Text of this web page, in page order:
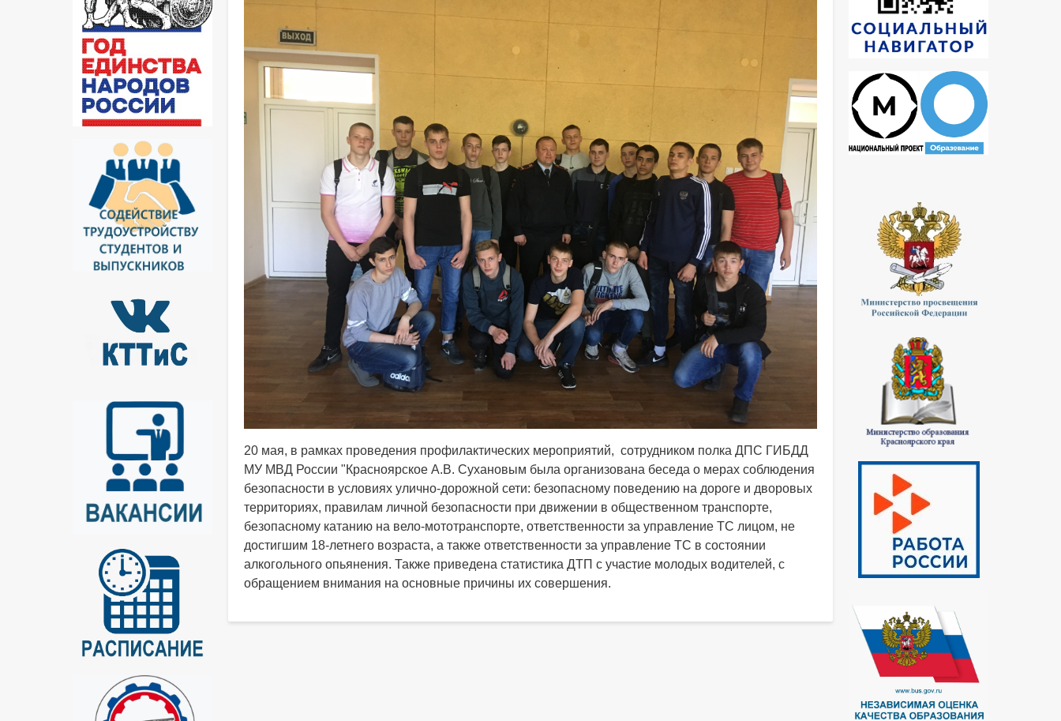
Body
20 мая, в рамках проведения профилактических мероприятий, сотрудником полка ДПС ГИБДД
МУ МВД России "Красноярское А.В. Сухановым была организована беседа о мерах соблюдения
безопасности в условиях улично-дорожной сети: безопасному поведению на дороге и дворовых
территориях, правилам личной безопасности при движении в общественном транспорте,
безопасному катанию на вело-мототранспорте, ответственности за управление ТС лицом, не
достигшим 18-летнего возраста, а также ответственности за управление ТС в состоянии
алкогольного опьянения. Также приведена статистика ДТП с участие молодых водителей, с
обращением внимания на основные причины их совершения.